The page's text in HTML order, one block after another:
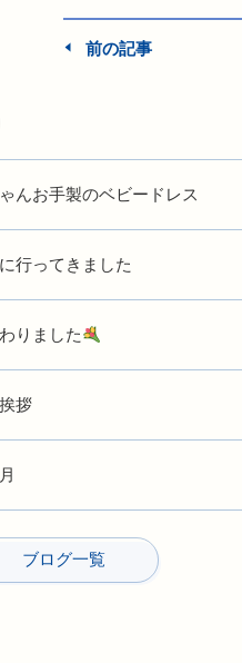
前の記事
んお手製のベビードレス
行ってきました
りました
拶
ブログ一覧